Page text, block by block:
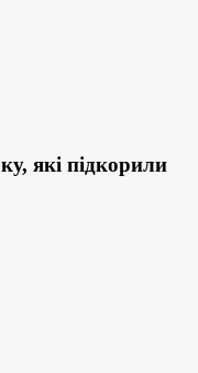
які підкорили